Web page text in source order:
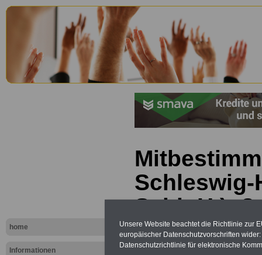
home
Informationen
Schleswig-
Schl.-H.):
der
Unsere Website beachtet die Richtlinie zur
europäischer Datenschutzvorschriften
Datenschutzrichtlinie für elektronische